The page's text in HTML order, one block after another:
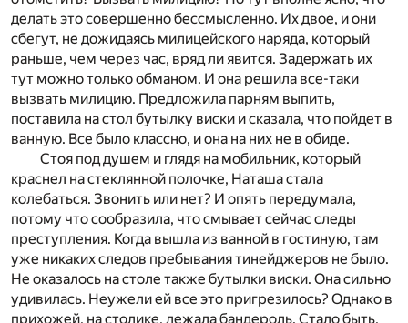
делать это совершенно бессмысленно. Их двое, и они
сбегут, не дожидаясь милицейского наряда, который
раньше, чем через час, вряд ли явится. Задержать их
тут можно только обманом. И она решила все-таки
вызвать милицию. Предложила парням выпить,
поставила на стол бутылку виски и сказала, что пойдет в
ванную. Все было классно, и она на них не в обиде.
Стоя под душем и глядя на мобильник, который
краснел на стеклянной полочке, Наташа стала
колебаться. Звонить или нет? И опять передумала,
потому что сообразила, что смывает сейчас следы
преступления. Когда вышла из ванной в гостиную, там
уже никаких следов пребывания тинейджеров не было.
Не оказалось на столе также бутылки виски. Она сильно
удивилась. Неужели ей все это пригрезилось? Однако в
прихожей, на столике, лежала бандероль. Стало быть,